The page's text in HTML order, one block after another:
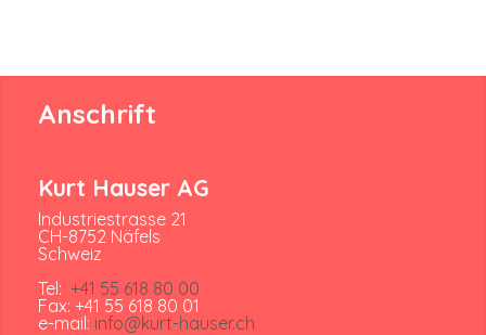
Anschrift
Kurt Hauser AG
Industriestrasse 21
CH-8752 Näfels
Schweiz
Tel: +41 55 618 80 00
Fax: +41 55 618 80 01
e-mail: info@kurt-hauser.ch